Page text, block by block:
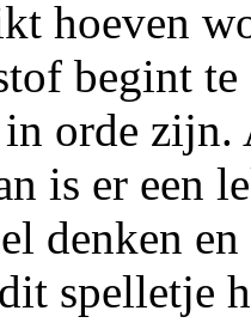
hoeven
begint
in orde
is er een
denken
spelletje